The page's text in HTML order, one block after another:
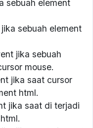
sebuah element
sebuah element
jika sebuah
mouse.
jika saat cursor
html.
jika saat di terjadi